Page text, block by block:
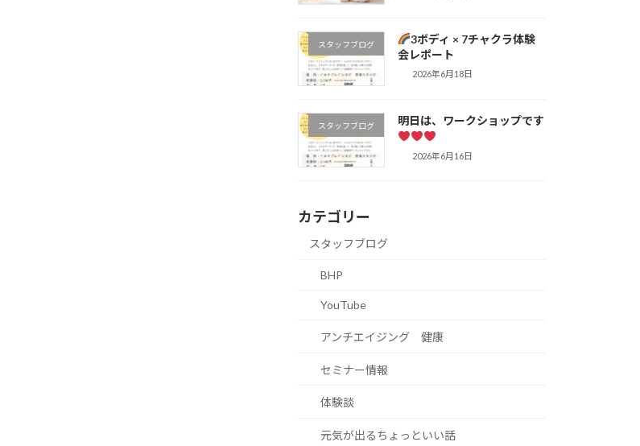
スタッフブログ
3ボディ × 7チャクラ体験
会レポート
2026年6月18日
スタッフブログ 明日は、ワークショップです
2026年6月16日
カテゴリー
スタッフブログ
BHP
YouTube
アンチエイジング 健康
セミナー情報
体験談
元気が出るちょっといい話